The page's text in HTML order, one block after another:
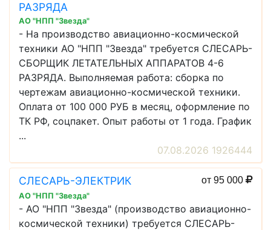
РАЗРЯДА
АО "НПП "Звезда"
- На производство авиационно-космической
техники АО "НПП "Звезда" требуется СЛЕСАРЬ-
СБОРЩИК ЛЕТАТЕЛЬНЫХ АППАРАТОВ 4-6
РАЗРЯДА. Выполняемая работа: сборка по
чертежам авиационно-космической техники.
Оплата от 100 000 РУБ в месяц, оформление по
ТК РФ, соцпакет. Опыт работы от 1 года. График
...
07.08.2026 1926444
СЛЕСАРЬ-ЭЛЕКТРИК от 95 000
АО "НПП "Звезда"
- АО "НПП "Звезда" (производство авиационно-
космической техники) требуется СЛЕСАРЬ-